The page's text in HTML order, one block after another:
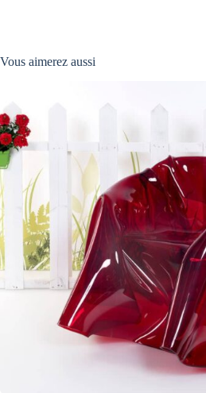
Vous aimerez aussi